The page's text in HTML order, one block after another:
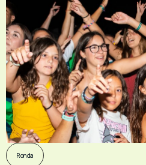
Ronda